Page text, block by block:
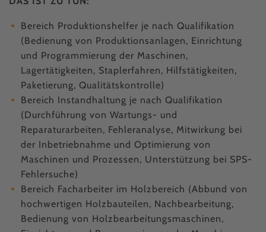
Bereich Produktionshelfer je nach Qualifikation
(Bedienung von Produktionsanlagen, Einrichtung
und Programmierung der Maschinen,
Lagertätigkeiten, Staplerfahren, Hilfstätigkeiten,
Paketierung, Qualitätskontrolle)
Bereich Instandhaltung je nach Qualifikation
(Durchführung von Wartungs- und
Reparaturarbeiten, Fehleranalyse, Mitwirkung bei
der Inbetriebnahme und Optimierung von
Maschinen und Prozessen, Unterstützung bei SPS-
Fehlersuche)
Bereich Facharbeiter im Holzbereich (Abbund von
hochwertigen Holzbauteilen, Nachbearbeitung,
Bedienung von Holzbearbeitungsmaschinen,